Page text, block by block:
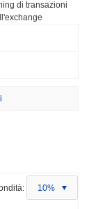
di transazioni
10%